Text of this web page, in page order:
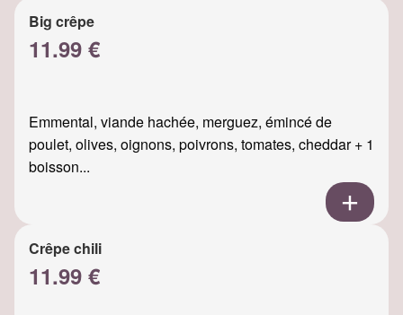
Big crêpe
11.99 €
Emmental, viande hachée, merguez, émincé de
poulet, olives, oignons, poivrons, tomates, cheddar + 1
boisson...
Crêpe chili
11.99 €